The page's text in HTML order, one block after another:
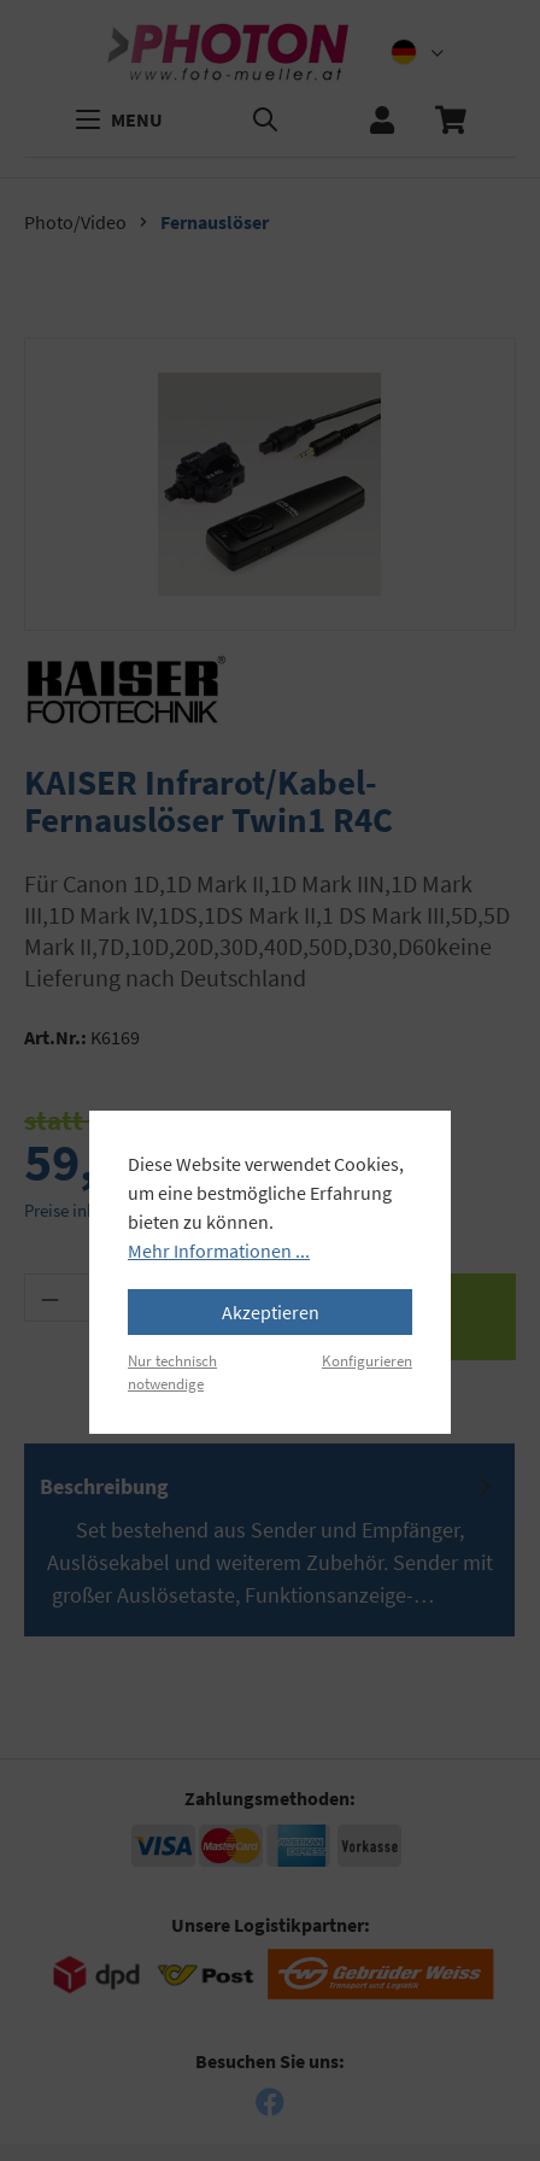
MENU
Photo/Video Fernauslöser
KAISER Infrarot/Kabel-
Fernauslöser Twin1 R4C
für Canon 1D,1D Mark II,1D Mark IIN,1D Mark
III,1D Mark IV,1DS,1DS Mark II,1 DS Mark III,5D,5D
Mark II,7D,10D,20D,30D,40D,50D,D30,D60keine
Lieferung nach Deutschland
Art.Nr.: K6169
statt 69,95 €
59,90 €
Preise inkl. MwSt. zzgl. Versandkosten
Produkt Anzahl: Gib den gewünschten Wert
Beschreibung
Set bestehend aus Sender und Empfänger,
Auslösekabel und weiterem Zubehör. Sender mit
großer Auslösetaste, Funktionsanzeige-…
Zahlungsmethoden:
Unsere Logistikpartner:
Besuchen Sie uns:
Diese Website verwendet Cookies,
um eine bestmögliche Erfahrung
bieten zu können.
Mehr Informationen ...
Akzeptieren
Nur technisch
notwendige
Konfigurieren